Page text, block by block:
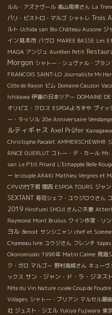
ルル・アズナヴール 高山南美さん La
パリ・ビストロ・マルゴ シャトレ Trois
ルト Uchida san Bio Château Ausone ジ
イン見本市 パヴロ MAREE BASSE Les
MADA アンジュ Aurélien Petit
Morgon シャトー・シュヴァル・ブラン
FRANCOIS SAINT-LO Journaliste
Côte de Rayon ビム Domaine Cauzon
Ishikawa 伊藤の日本ツアー DOMAINE
オリビエ・クロス ESPOAよろずや プイッ
ー・ラッソル 20e Anniversaire
ルティギャス Axel Prüfer
Christophe Pacalet AMMERSCHEWIHR
RINCE GUERLUT コトー・デ・カール Mr.
san Le P'tit Pinard L'Echappée Belle
ー le couple ARAKI Mathieu Vergnes et
CPVの竹下君 関西 ESPOA TOURS ジャ
SEXTANT 寿司シェフ・ユウジロウさん
2019 Hirofumi SHOJI さんご夫妻
Raymond Mont Brulius ワイン作家・リ
ヨル Benoit サンシニャン chef et
Chameau Ivre ユウジさん フレンチ tapas
Okonomiyaki 1998年 Matin Calme 鳥海
ク・ガロ マルゴー 野村高城さん キューヴ
ックス サン・ジャン・ド・ラ・ジネス
Fête du Vin Nature cuvée Coup de Foudre
Villages シャトー・ブリアン マルセル最
社 ジュスト・シエル Yukiya Fujiwara 東